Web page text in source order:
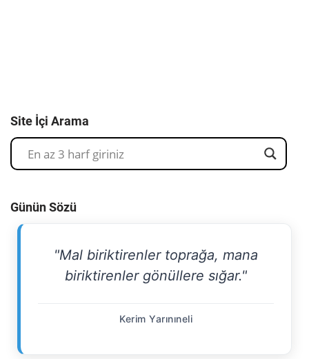
Site İçi Arama
Günün Sözü
"Mal biriktirenler toprağa, mana
biriktirenler gönüllere sığar."
Kerim Yarınıneli